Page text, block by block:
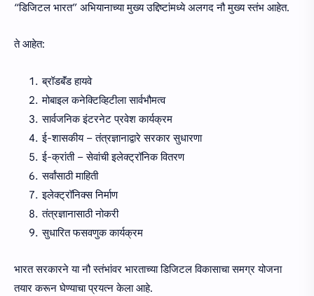
“डिजिटल भारत” अभियानाच्या मुख्य उद्दिष्टांमध्ये अलगद नौ मुख्य स्तंभ आहेत.
ते आहेत:
ब्रॉडबॅंड हायवे
मोबाइल कनेक्टिव्हिटीला सार्वभौमत्व
सार्वजनिक इंटरनेट प्रवेश कार्यक्रम
ई-शासकीय – तंत्रज्ञानाद्वारे सरकार सुधारणा
ई-क्रांती – सेवांची इलेक्ट्रॉनिक वितरण
सर्वांसाठी माहिती
इलेक्ट्रॉनिक्स निर्माण
तंत्रज्ञानासाठी नोकरी
सुधारित फसवणुक कार्यक्रम
भारत सरकारने या नौ स्तंभांवर भारताच्या डिजिटल विकासाचा समग्र योजना
तयार करून घेण्याचा प्रयत्न केला आहे.